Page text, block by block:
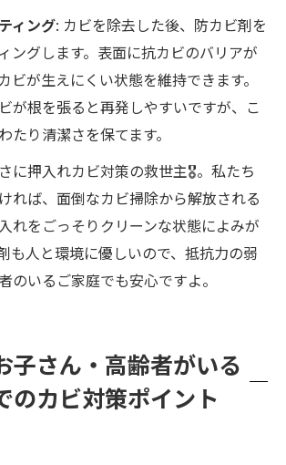
ィング: カビを除去した後、防カビ剤を
ングします。表面に抗カビのバリアが
ビが生えにくい状態を維持できます。
が根を張ると再発しやすいですが、こ
たり清潔さを保てます。
に押入れカビ対策の救世主🎖️。私たち
れば、面倒なカビ掃除から解放される
れをごっそりクリーンな状態によみが
も人と環境に優しいので、抵抗力の弱
のいるご家庭でも安心ですよ。
子さん・高齢者がいる
のカビ対策ポイント